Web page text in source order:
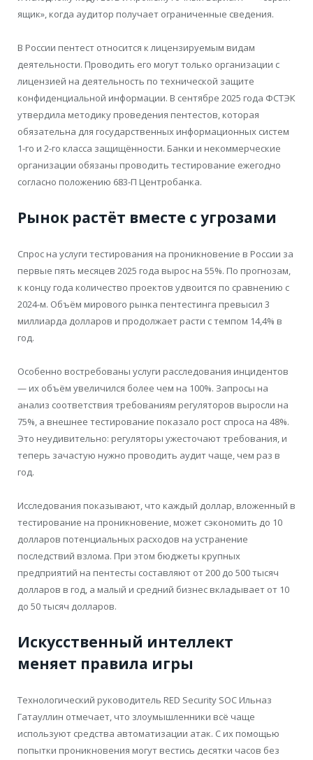
ящик», когда аудитор получает ограниченные сведения.
В России пентест относится к лицензируемым видам
деятельности. Проводить его могут только организации с
лицензией на деятельность по технической защите
конфиденциальной информации. В сентябре 2025 года ФСТЭК
утвердила методику проведения пентестов, которая
обязательна для государственных информационных систем
1-го и 2-го класса защищённости. Банки и некоммерческие
организации обязаны проводить тестирование ежегодно
согласно положению 683-П Центробанка.
Рынок растёт вместе с угрозами
Спрос на услуги тестирования на проникновение в России за
первые пять месяцев 2025 года вырос на 55%. По прогнозам,
к концу года количество проектов удвоится по сравнению с
2024-м. Объём мирового рынка пентестинга превысил 3
миллиарда долларов и продолжает расти с темпом 14,4% в
год.
Особенно востребованы услуги расследования инцидентов
— их объём увеличился более чем на 100%. Запросы на
анализ соответствия требованиям регуляторов выросли на
75%, а внешнее тестирование показало рост спроса на 48%.
Это неудивительно: регуляторы ужесточают требования, и
теперь зачастую нужно проводить аудит чаще, чем раз в
год.
Исследования показывают, что каждый доллар, вложенный в
тестирование на проникновение, может сэкономить до 10
долларов потенциальных расходов на устранение
последствий взлома. При этом бюджеты крупных
предприятий на пентесты составляют от 200 до 500 тысяч
долларов в год, а малый и средний бизнес вкладывает от 10
до 50 тысяч долларов.
Искусственный интеллект
меняет правила игры
Технологический руководитель RED Security SOC Ильназ
Гатауллин отмечает, что злоумышленники всё чаще
используют средства автоматизации атак. С их помощью
попытки проникновения могут вестись десятки часов без